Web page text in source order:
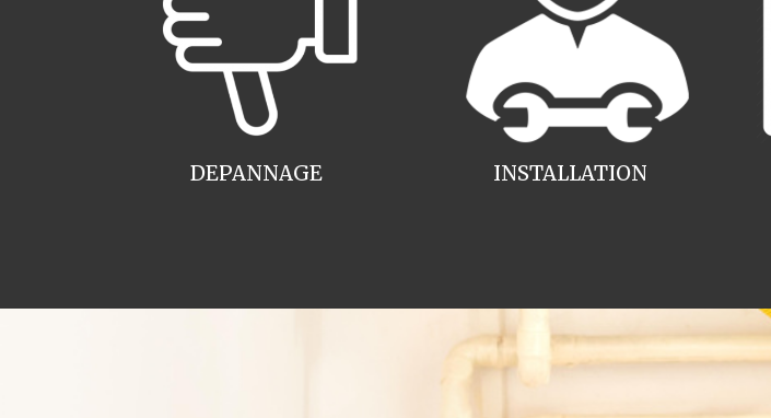
INSTALLATION
DEPANNAGE